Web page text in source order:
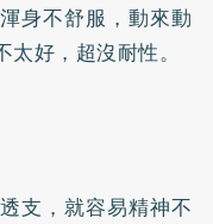
身不舒服，動來動
好，超沒耐性。
支，就容易精神不